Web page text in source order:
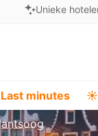
Unieke
Last minutes ☀️